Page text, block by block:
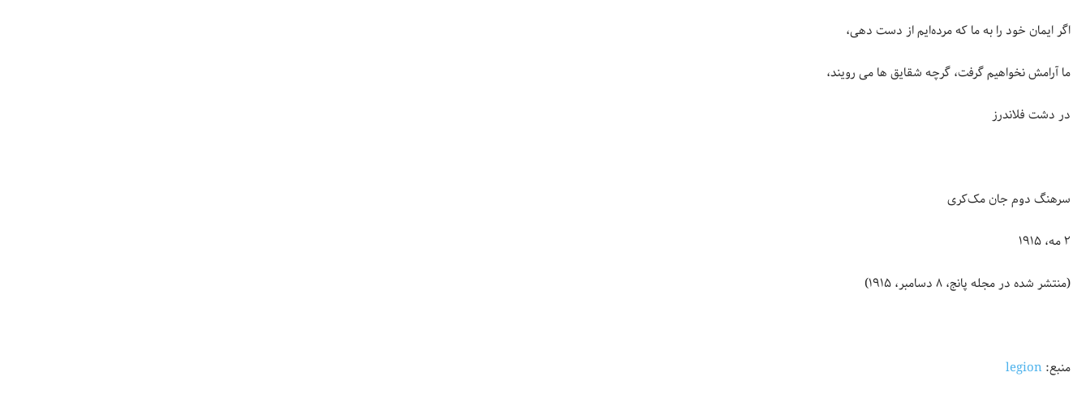
اگر ایمان خود را به ما که مرده‌ایم از دست دهی،
ما آرامش نخواهیم گرفت، گرچه شقایق ها می رویند،
در دشت فلاندرز
سرهنگ دوم جان مک‌کری
۲ مه، ۱۹۱۵
(منتشر شده در مجله پانج، ۸ دسامبر، ۱۹۱۵)
منبع:legion